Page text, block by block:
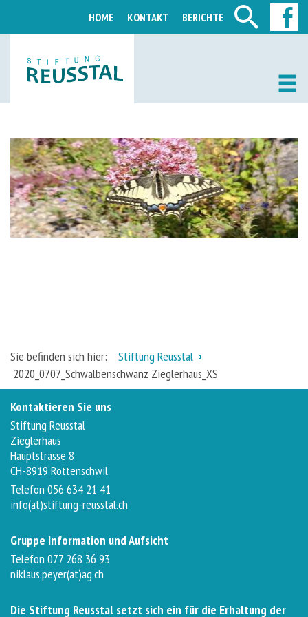
HOME KONTAKT BERICHTE
Sie befinden sich hier:
Stiftung Reusstal
2020_0707_Schwalbenschwanz Zieglerhaus_XS
Kontaktieren Sie uns
Stiftung Reusstal
Zieglerhaus
Hauptstrasse 8
CH-8919 Rottenschwil
Telefon 056 634 21 41
info(at)stiftung-reusstal.ch
Gruppe Information und Aufsicht
Telefon 077 268 36 93
niklaus.peyer(at)ag.ch
Die Stiftung Reusstal setzt sich ein für die Erhaltung der